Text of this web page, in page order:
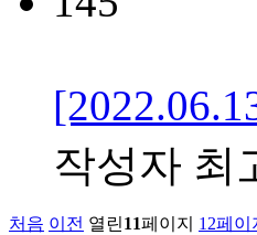
작성자 최
처음 이전 열린11페이지 12페이